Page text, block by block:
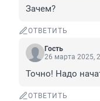
Зачем?
ОТВЕТИТЬ
Гость
26 марта 2025,
Точно! Надо
ОТВЕТИТЬ